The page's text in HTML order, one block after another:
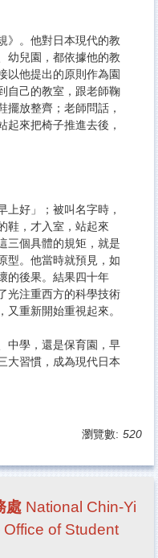
》。他對日本現代的教
幼兒園，都依據他的教
以他提出的原則作為園
自己的教室，跟老師鞠
擺放整齊；老師問話，
起來把椅子推進去後，
上好」；被叫名字時，
鞋，才入室，站起來
三個具體的規矩，就是
型。他當時就預見，如
的後果。結果四十年
光注重西方的科學技術
重新開始重視起來。
中學，還是保育園，早
大習慣，成為現代日本
瀏覽數: 520
處 National Chin-Yi
of Student